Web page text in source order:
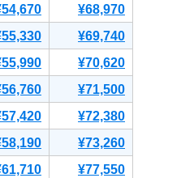
¥68,970
¥69,740
¥70,620
¥71,500
¥72,380
¥73,260
¥77,550